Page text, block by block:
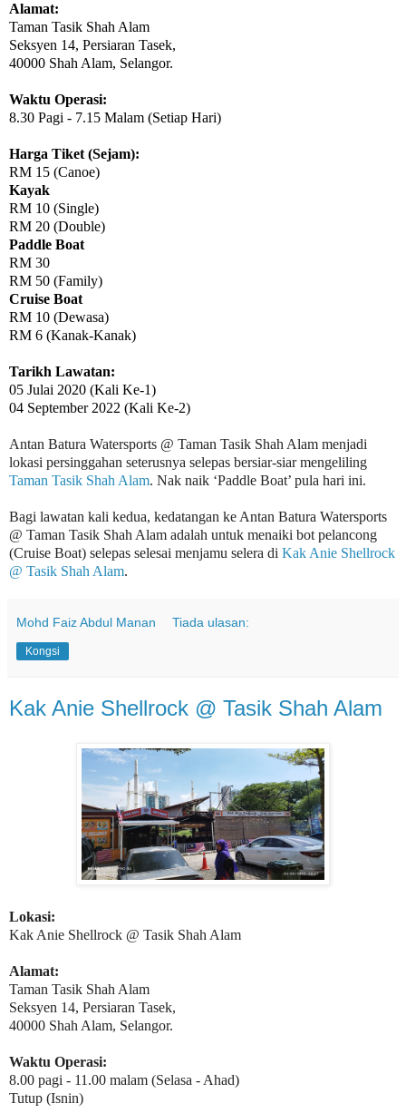
Alamat:
Taman Tasik Shah Alam
Seksyen 14, Persiaran Tasek,
40000 Shah Alam, Selangor.
Waktu Operasi:
8.30 Pagi - 7.15 Malam (Setiap Hari)
Harga Tiket (Sejam):
RM 15 (Canoe)
Kayak
RM 10 (Single)
RM 20 (Double)
Paddle Boat
RM 30
RM 50 (Family)
Cruise Boat
RM 10 (Dewasa)
RM 6 (Kanak-Kanak)
Tarikh Lawatan:
05 Julai 2020 (Kali Ke-1)
04 September 2022 (Kali Ke-2)
Antan Batura Watersports @ Taman Tasik Shah Alam menjadi
lokasi persinggahan seterusnya selepas bersiar-siar mengeliling
Taman Tasik Shah Alam. Nak naik ‘Paddle Boat’ pula hari ini.
Bagi lawatan kali kedua, kedatangan ke Antan Batura Watersports
@ Taman Tasik Shah Alam adalah untuk menaiki bot pelancong
(Cruise Boat) selepas selesai menjamu selera di Kak Anie Shellrock
@ Tasik Shah Alam.
Mohd Faiz Abdul Manan Tiada ulasan:
Kongsi
Kak Anie Shellrock @ Tasik Shah Alam
Lokasi:
Kak Anie Shellrock @ Tasik Shah Alam
Alamat:
Taman Tasik Shah Alam
Seksyen 14, Persiaran Tasek,
40000 Shah Alam, Selangor.
Waktu Operasi:
8.00 pagi - 11.00 malam (Selasa - Ahad)
Tutup (Isnin)